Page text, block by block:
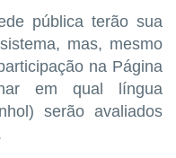
pública terão sua
mas, mesmo
na Página
em qual língua
serão avaliados